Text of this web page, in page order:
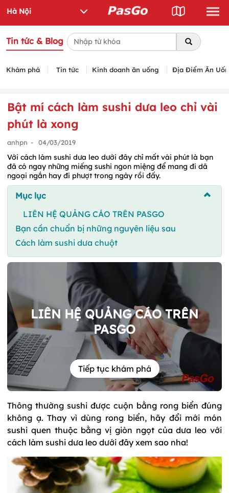
Tin tức & Blog
Khám phá Tin tức Kinh doanh ăn uống Địa Điểm Ăn
Bật mí cách làm sushi dưa leo chỉ vài
phút là xong
anhpn - 04/03/2019
Với cách làm sushi dưa leo dưới đây chỉ mất vài phút là bạn
đã có ngay những miếng sushi ngon miệng để mang đi dã
ngoại ngắn hay đi phượt trong ngày rồi đấy.
Mục lục
LIÊN HỆ QUẢNG CÁO TRÊN PASGO
Bạn cần chuẩn bị những nguyên liệu sau
Cách làm sushi dưa chuột
LIÊN HỆ QUẢNG CÁO TRÊN
PASGO
Tiếp tục khám phá
Thông thường sushi được cuộn bằng rong biển đúng
không ạ. Thay vì dùng rong biển, hãy đổi mới món
sushi quen thuộc bằng vị giòn ngọt của dưa leo với
cách làm sushi dưa leo dưới đây xem sao nha!